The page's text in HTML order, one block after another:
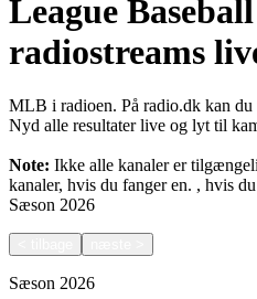
League
radiostreams
MLB i radioen. På radio.dk kan
Nyd alle resultater live og lyt til
Note: Ikke alle kanaler er
kanaler, hvis du fanger en. , hvis
Sæson 2026
Sæson 2026